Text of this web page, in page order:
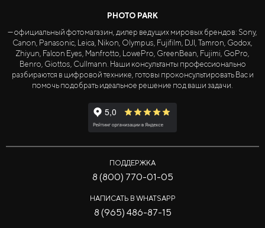
PHOTO PARK
— официальный фотомагазин, дилер ведущих мировых брендов: Sony,
Canon, Panasonic, Leica, Nikon, Olympus, Fujifilm, DJI, Tamron, Godox,
Zhiyun, Falcon Eyes, Manfrotto, LowePro, GreenBean, Fujimi, GoPro,
Benro, Giottos, Cullmann. Наши консультанты профессионально
разбираются в цифровой технике, готовы проконсультировать Вас и
помочь подобрать идеальное решение под ваши задачи.
ПОДДЕРЖКА
8 (800) 770-01-05
НАПИСАТЬ В WHATSAPP
8 (965) 486-87-15